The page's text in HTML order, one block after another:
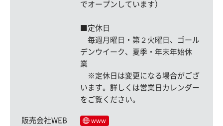
でオープンしています）
■定休日
毎週月曜日・第２火曜日、ゴール
デンウイーク、夏季・年末年始休
業
※定休日は変更になる場合がござ
います。詳しくは営業日カレンダー
をご覧ください。
販売会社WEB
www